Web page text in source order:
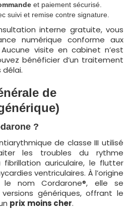
et paiement sécurisé.
suivi et remise contre signature.
interne gratuite, vous
numérique conforme aux
visite en cabinet n’est
bénéficier d’un traitement
de
?
de classe III utilisé
les troubles du rythme
auriculaire, le flutter
ventriculaires. À l’origine
le nom Cordarone®, elle se
génériques, offrant le
prix moins cher.